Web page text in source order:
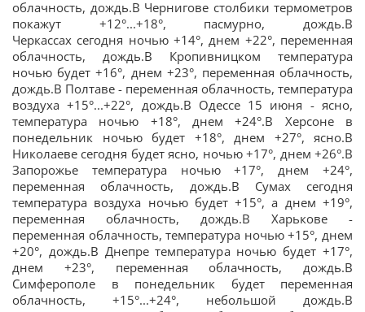
облачность, дождь.В Чернигове столбики термометров
покажут +12°...+18°, пасмурно, дождь.В
Черкассах сегодня ночью +14°, днем +22°, переменная
облачность, дождь.В Кропивницком температура
ночью будет +16°, днем +23°, переменная облачность,
дождь.В Полтаве - переменная облачность, температура
воздуха +15°...+22°, дождь.В Одессе 15 июня - ясно,
температура ночью +18°, днем +24°.В Херсоне в
понедельник ночью будет +18°, днем +27°, ясно.В
Николаеве сегодня будет ясно, ночью +17°, днем +26°.В
Запорожье температура ночью +17°, днем +24°,
переменная облачность, дождь.В Сумах сегодня
температура воздуха ночью будет +15°, а днем +19°,
переменная облачность, дождь.В Харькове -
переменная облачность, температура ночью +15°, днем
+20°, дождь.В Днепре температура ночью будет +17°,
днем +23°, переменная облачность, дождь.В
Симферополе в понедельник будет переменная
облачность, +15°...+24°, небольшой дождь.В